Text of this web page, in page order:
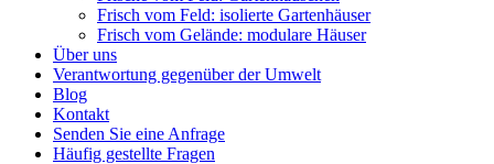
Frisch vom Feld: isolierte Gartenhäuser
Frisch vom Gelände: modulare Häuser
Über uns
Verantwortung gegenüber der Umwelt
Blog
Kontakt
Senden Sie eine Anfrage
Häufig gestellte Fragen